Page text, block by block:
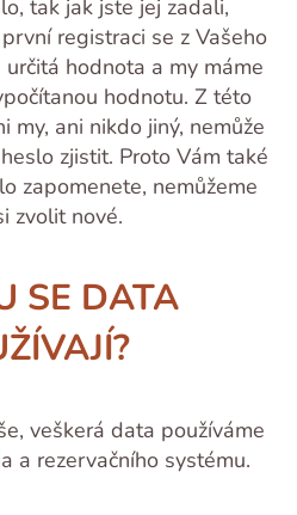
tak jak jste jej zadali,
registraci se z Vašeho
hodnota a my máme
hodnotu. Z této
my, ani nikdo jiný, nemůže
zjistit. Proto Vám také
zapomenete, nemůžeme
zvolit nové.
SE DATA
veškerá data používáme
a rezervačního systému.